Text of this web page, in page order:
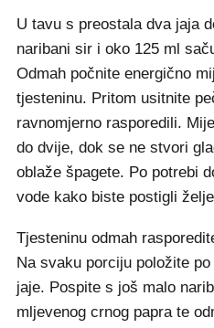
U tavu s preostala dva jaja
naribani sir i oko 125 ml
Odmah počnite energično
tjesteninu. Pritom usitnite
ravnomjerno rasporedili.
do dvije, dok se ne stvori
oblaže špagete. Po potrebi
vode kako biste postigli
Tjesteninu odmah
Na svaku porciju položite
jaje. Pospite s još malo
mljevenog crnog papra te